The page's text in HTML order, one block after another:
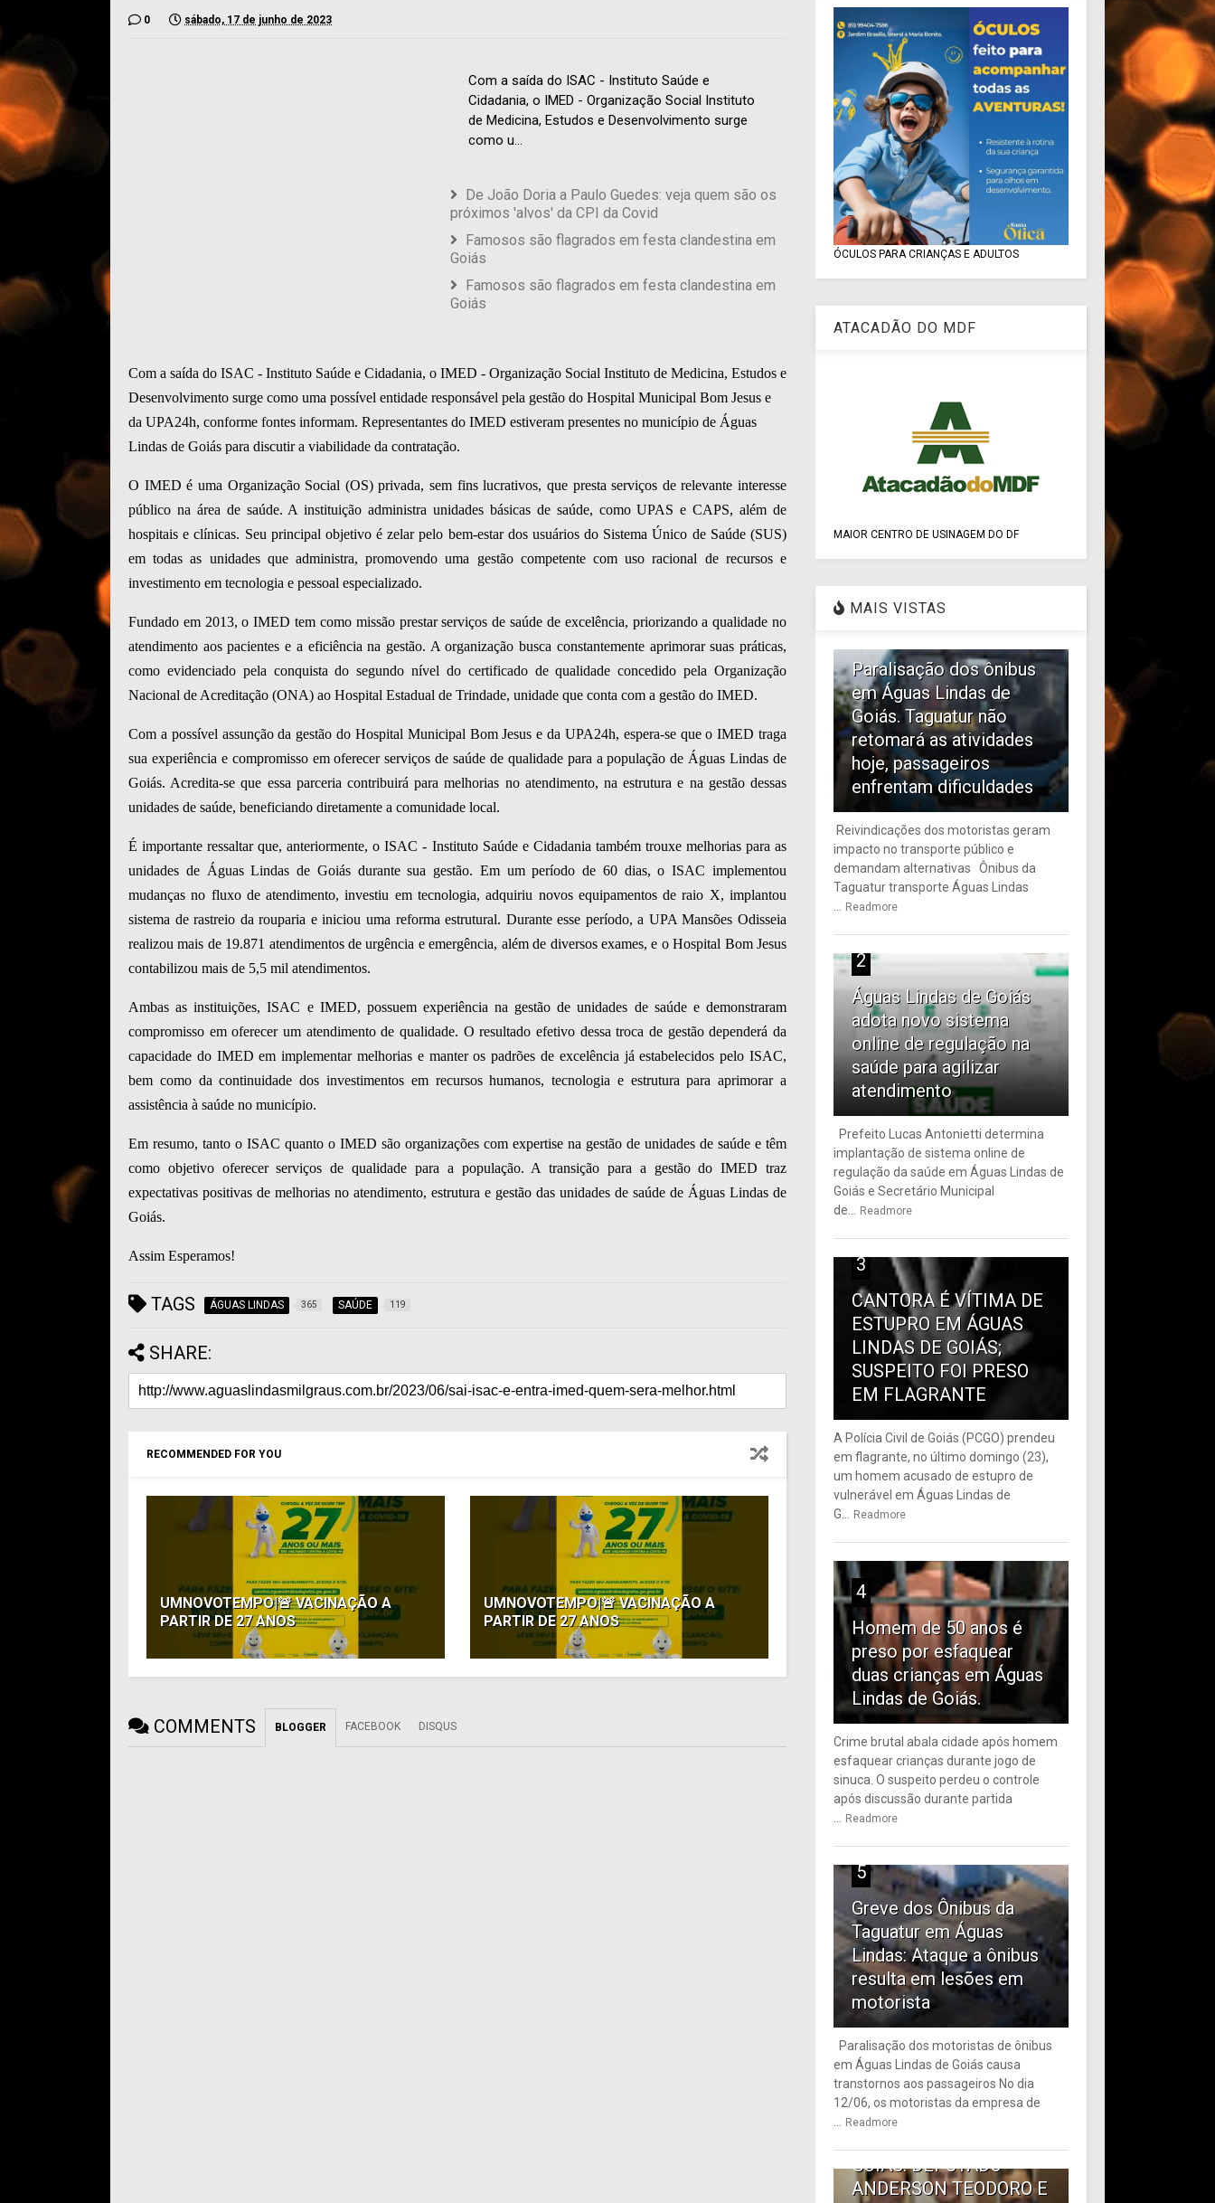
0 sábado, 17 de junho de 2023
Com a saída do ISAC - Instituto Saúde e
Cidadania, o IMED - Organização Social Instituto
de Medicina, Estudos e Desenvolvimento surge
como u...
De João Doria a Paulo Guedes: veja quem são os
próximos 'alvos' da CPI da Covid
Famosos são flagrados em festa clandestina em
Goiás
Famosos são flagrados em festa clandestina em
Goiás
Com a saída do ISAC - Instituto Saúde e Cidadania, o IMED - Organização Social Instituto de Medicina, Estudos e
Desenvolvimento surge como uma possível entidade responsável pela gestão do Hospital Municipal Bom Jesus e
da UPA24h, conforme fontes informam. Representantes do IMED estiveram presentes no município de Águas
Lindas de Goiás para discutir a viabilidade da contratação.
O IMED é uma Organização Social (OS) privada, sem fins lucrativos, que presta serviços de relevante interesse
público na área de saúde. A instituição administra unidades básicas de saúde, como UPAS e CAPS, além de
hospitais e clínicas. Seu principal objetivo é zelar pelo bem-estar dos usuários do Sistema Único de Saúde (SUS)
em todas as unidades que administra, promovendo uma gestão competente com uso racional de recursos e
investimento em tecnologia e pessoal especializado.
Fundado em 2013, o IMED tem como missão prestar serviços de saúde de excelência, priorizando a qualidade no
atendimento aos pacientes e a eficiência na gestão. A organização busca constantemente aprimorar suas práticas,
como evidenciado pela conquista do segundo nível do certificado de qualidade concedido pela Organização
Nacional de Acreditação (ONA) ao Hospital Estadual de Trindade, unidade que conta com a gestão do IMED.
Com a possível assunção da gestão do Hospital Municipal Bom Jesus e da UPA24h, espera-se que o IMED traga
sua experiência e compromisso em oferecer serviços de saúde de qualidade para a população de Águas Lindas de
Goiás. Acredita-se que essa parceria contribuirá para melhorias no atendimento, na estrutura e na gestão dessas
unidades de saúde, beneficiando diretamente a comunidade local.
É importante ressaltar que, anteriormente, o ISAC - Instituto Saúde e Cidadania também trouxe melhorias para as
unidades de Águas Lindas de Goiás durante sua gestão. Em um período de 60 dias, o ISAC implementou
mudanças no fluxo de atendimento, investiu em tecnologia, adquiriu novos equipamentos de raio X, implantou
sistema de rastreio da rouparia e iniciou uma reforma estrutural. Durante esse período, a UPA Mansões Odisseia
realizou mais de 19.871 atendimentos de urgência e emergência, além de diversos exames, e o Hospital Bom Jesus
contabilizou mais de 5,5 mil atendimentos.
Ambas as instituições, ISAC e IMED, possuem experiência na gestão de unidades de saúde e demonstraram
compromisso em oferecer um atendimento de qualidade. O resultado efetivo dessa troca de gestão dependerá da
capacidade do IMED em implementar melhorias e manter os padrões de excelência já estabelecidos pelo ISAC,
bem como da continuidade dos investimentos em recursos humanos, tecnologia e estrutura para aprimorar a
assistência à saúde no município.
Em resumo, tanto o ISAC quanto o IMED são organizações com expertise na gestão de unidades de saúde e têm
como objetivo oferecer serviços de qualidade para a população. A transição para a gestão do IMED traz
expectativas positivas de melhorias no atendimento, estrutura e gestão das unidades de saúde de Águas Lindas de
Goiás.
Assim Esperamos!
TAGS ÁGUAS LINDAS 365 SAÚDE 119
SHARE:
RECOMMENDED FOR YOU
UMNOVOTEMPO|🚨 VACINAÇÃO A
PARTIR DE 27 ANOS
UMNOVOTEMPO|🚨 VACINAÇÃO A
PARTIR DE 27 ANOS
COMMENTS BLOGGER FACEBOOK DISQUS
ÓCULOS PARA CRIANÇAS E ADULTOS
ATACADÃO DO MDF
MAIOR CENTRO DE USINAGEM DO DF
MAIS VISTAS
Paralisação dos ônibus
em Águas Lindas de
Goiás. Taguatur não
retomará as atividades
hoje, passageiros
enfrentam dificuldades
Reivindicações dos motoristas geram
impacto no transporte público e
demandam alternativas Ônibus da
Taguatur transporte Águas Lindas
Readmore
2
Águas Lindas de Goiás
adota novo sistema
online de regulação na
saúde para agilizar
atendimento
Prefeito Lucas Antonietti determina
implantação de sistema online de
regulação da saúde em Águas Lindas de
Goiás e Secretário Municipal
de...
Readmore
3
CANTORA É VÍTIMA DE
ESTUPRO EM ÁGUAS
LINDAS DE GOIÁS;
SUSPEITO FOI PRESO
EM FLAGRANTE
A Polícia Civil de Goiás (PCGO) prendeu
em flagrante, no último domingo (23),
um homem acusado de estupro de
vulnerável em Águas Lindas de
G...
Readmore
4
Homem de 50 anos é
preso por esfaquear
duas crianças em Águas
Lindas de Goiás.
Crime brutal abala cidade após homem
esfaquear crianças durante jogo de
sinuca. O suspeito perdeu o controle
após discussão durante partida
Readmore
5
Greve dos Ônibus da
Taguatur em Águas
Lindas: Ataque a ônibus
resulta em lesões em
motorista
Paralisação dos motoristas de ônibus
em Águas Lindas de Goiás causa
transtornos aos passageiros No dia
12/06, os motoristas da empresa de
Readmore
6
TRANSPORTE PÚBLICO
GOIÁS: DEPUTADO
ANDERSON TEODORO E